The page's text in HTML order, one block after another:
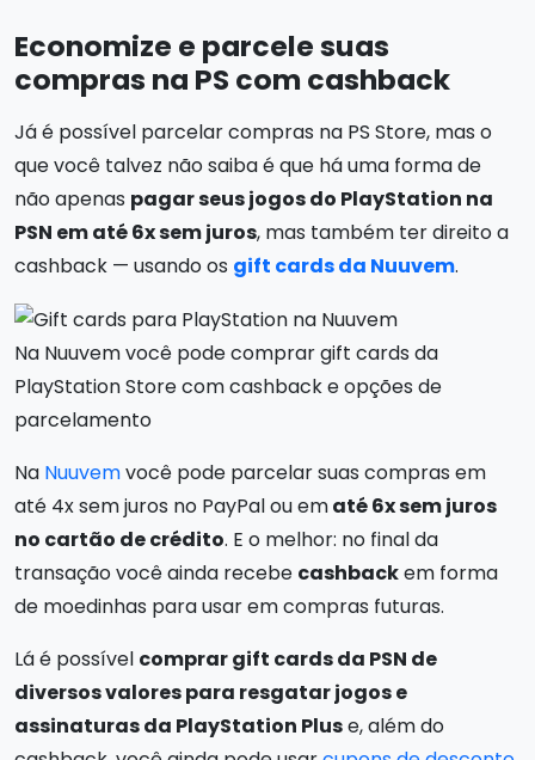
Economize e parcele suas
compras na PS com cashback
Já é possível parcelar compras na PS Store, mas o
que você talvez não saiba é que há uma forma de
não apenas pagar seus jogos do PlayStation na
PSN em até 6x sem juros, mas também ter direito a
cashback — usando os gift cards da Nuuvem.
Na Nuuvem você pode comprar gift cards da
PlayStation Store com cashback e opções de
parcelamento
Na Nuuvemvocê pode parcelar suas compras em
até 4x sem juros no PayPal ou ematé 6x sem juros
no cartão de crédito. E o melhor: no final da
transação você ainda recebe cashbackem forma
de moedinhas para usar em compras futuras.
Lá é possível comprar gift cards da PSN de
diversos valores para resgatar jogos e
assinaturas da PlayStation Pluse, além do